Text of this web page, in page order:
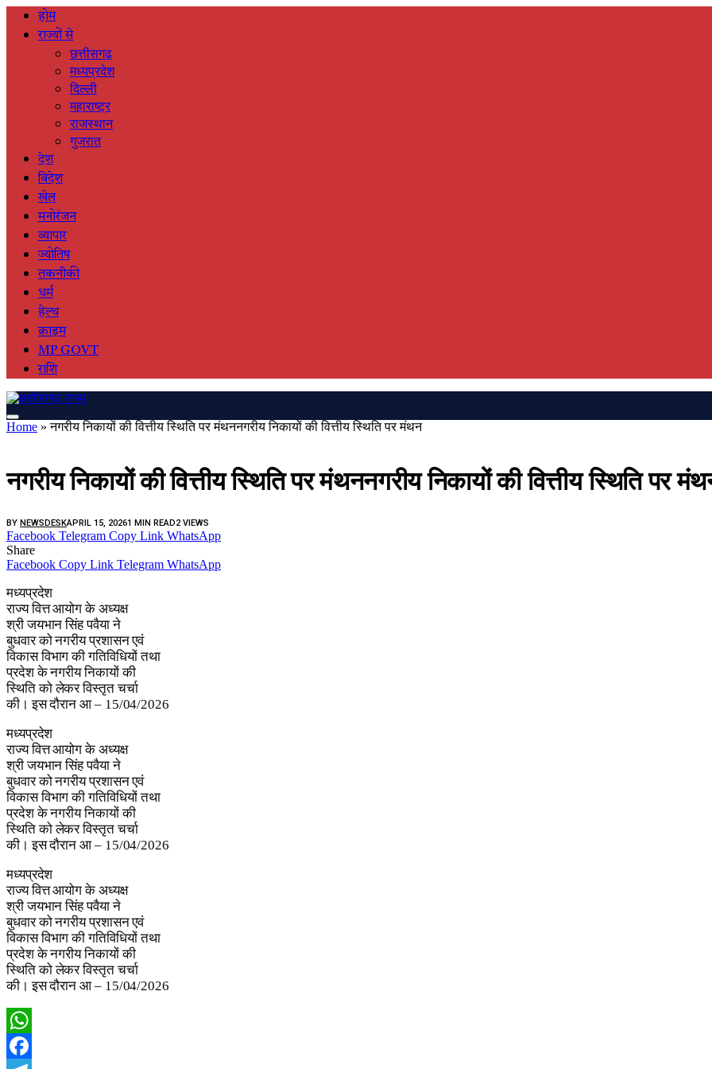
होम
राज्यों से
छत्तीसगढ़
मध्यप्रदेश
दिल्ली
महाराष्ट्र
राजस्थान
गुजरात
देश
विदेश
खेल
मनोरंजन
व्यापार
ज्योतिष
तकनीकी
धर्म
हेल्थ
क्राइम
MP GOVT
राशि
Home »नगरीय निकायों की वित्तीय स्थिति पर मंथन​नगरीय निकायों की वित्तीय स्थिति पर मंथन
नगरीय निकायों की वित्तीय स्थिति पर मंथन​नगरीय निकायों की वित्तीय स्थिति पर
BY NEWSDESKAPRIL 15, 20261 MIN READ2 VIEWS
Facebook Telegram Copy Link WhatsApp
Share
Facebook Copy Link Telegram WhatsApp
मध्यप्रदेश
राज्य वित्त आयोग के अध्यक्ष
श्री जयभान सिंह पवैया ने
बुधवार को नगरीय प्रशासन एवं
विकास विभाग की गतिविधियों तथा
प्रदेश के नगरीय निकायों की
स्थिति को लेकर विस्तृत चर्चा
की। इस दौरान आ – 15/04/2026
मध्यप्रदेश
राज्य वित्त आयोग के अध्यक्ष
श्री जयभान सिंह पवैया ने
बुधवार को नगरीय प्रशासन एवं
विकास विभाग की गतिविधियों तथा
प्रदेश के नगरीय निकायों की
स्थिति को लेकर विस्तृत चर्चा
की। इस दौरान आ – 15/04/2026
मध्यप्रदेश
राज्य वित्त आयोग के अध्यक्ष
श्री जयभान सिंह पवैया ने
बुधवार को नगरीय प्रशासन एवं
विकास विभाग की गतिविधियों तथा
प्रदेश के नगरीय निकायों की
स्थिति को लेकर विस्तृत चर्चा
की। इस दौरान आ – 15/04/2026
WhatsApp